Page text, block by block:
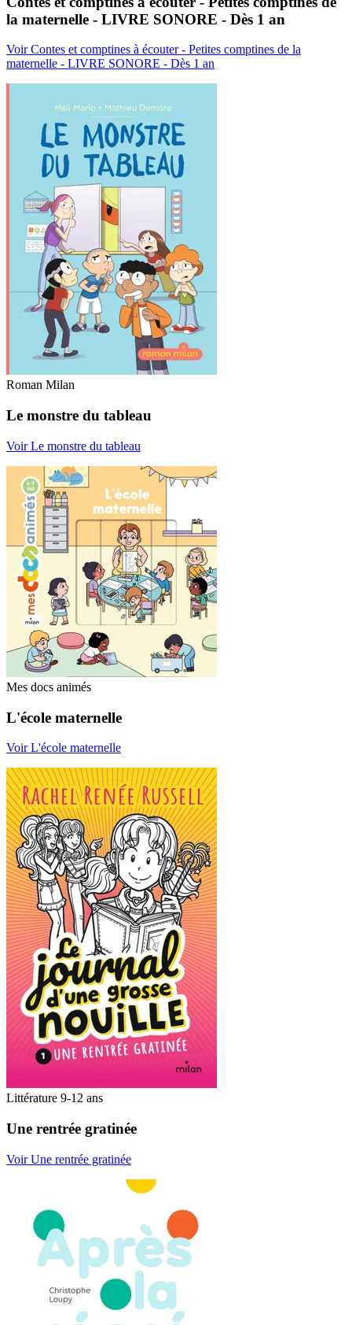
la maternelle - LIVRE SONORE - Dès 1 an
Voir Contes et comptines à écouter - Petites comptines de la
maternelle - LIVRE SONORE - Dès 1 an
Roman Milan
Le monstre du tableau
Voir Le monstre du tableau
Mes docs animés
L'école maternelle
Voir L'école maternelle
Littérature 9-12 ans
Une rentrée gratinée
Voir Une rentrée gratinée